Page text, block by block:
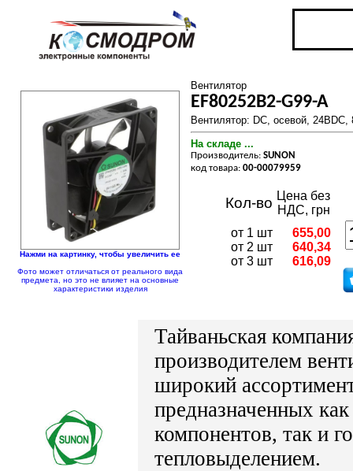
Нажми на картинку, чтобы увеличить ее
Фото может отличаться от реального вида
предмета, но это не влияет на основные
характеристики изделия
Вентилятор
EF80252B2-G99-A
Вентилятор: DC, осевой,
На складе ...
Производитель: SUNON
код товара: 00-00079959
Кол-во Цена без
НДС, грн
от 1 шт
от 2 шт
от 3 шт
655,00
640,34
616,09
Тайваньская
производителем
широкий
предназначенных
компонентов, так и
тепловыделением.